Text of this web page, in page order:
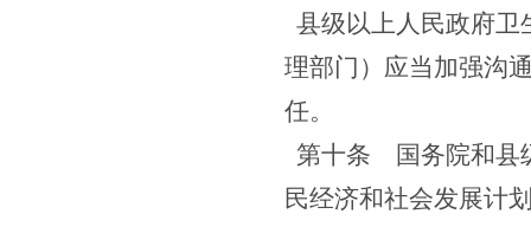
县级以上人民政府卫
理部门）应当加强沟
任。
第十条 国务院和县
民经济和社会发展计